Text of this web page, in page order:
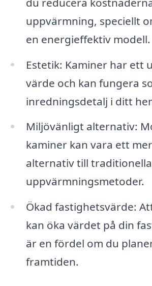
uppvärmning, speciellt
en energieffektiv modell.
Estetik: Kaminer har ett
värde och kan fungera
inredningsdetalj i ditt
Miljövänligt alternativ:
kaminer kan vara ett
alternativ till traditionella
uppvärmningsmetoder.
Ökad fastighetsvärde:
kan öka värdet på din
är en fördel om du
framtiden.